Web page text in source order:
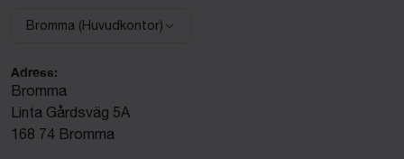
Välj anläggning:
Bromma (Huvudkontor)
Adress:
Bromma
Linta Gårdsväg 5A
168 74 Bromma